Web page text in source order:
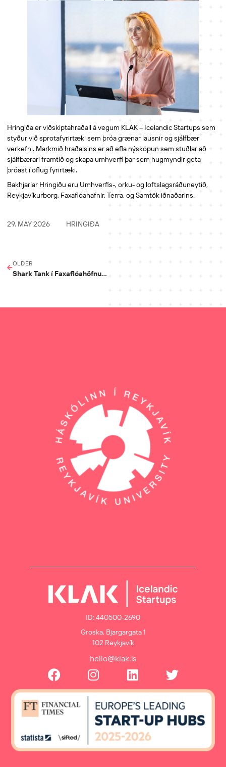
Hringiða er viðskiptahraðall á vegum KLAK – Icelandic Startups sem
styður við sprotafyrirtæki sem þróa grænar lausnir og sjálfbær
verkefni. Markmið hraðalsins er að efla nýsköpun sem stuðlar að
sjálfbærari framtíð og skapa umhverfi þar sem hugmyndir geta
þróast í öflug fyrirtæki.
Bakhjarlar Hringiðu eru Umhverfis-, orku- og loftslagsráðuneytið,
Reykjavíkurborg, Faxaflóahafnir, Terra, og Samtök iðnaðarins.
29. MAY 2026 HRINGIÐA
OLDER
Shark Tank í Faxaflóahöfnum: Hringiðusprotar skerpa kynningar fyrir lokadaginn
ID: 440500-2690
Groska, Bjargargata 1
102 Reykjavík
hello@klak.is